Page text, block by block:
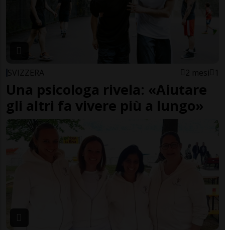
SVIZZERA 2 mesi 1
Una psicologa rivela: «Aiutare
gli altri fa vivere più a lungo»